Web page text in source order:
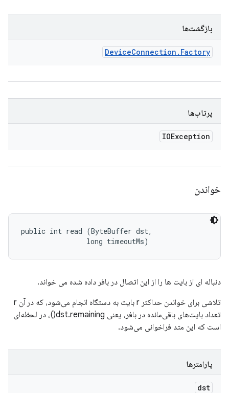
بازگشت‌ها
DeviceConnection . Factory
پرتاب‌ها
IOException
خواندن
public int read (ByteBuffer dst,
                long timeoutMs)
دنباله ای از بایت ها را از این اتصال در بافر داده شده می خواند.
تلاشی برای خواندن حداکثر r بایت به دستگاه انجام می‌شود، که در آن r
تعداد بایت‌های باقی‌مانده در بافر، یعنی dst.remaining()، در لحظه‌ای
است که این متد فراخوانی می‌شود.
پارامترها
dst